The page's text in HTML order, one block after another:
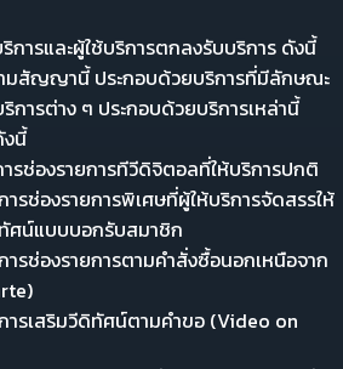
การและผู้ใช้บริการตกลงรับบริการ ดังนี้
มสัญญานี้ ประกอบด้วยบริการที่มีลักษณะ
ริการต่าง ๆ ประกอบด้วยบริการเหล่านี้
นี้
ายการทีวีดิจิตอลที่ให้บริการปกติ
ายการพิเศษที่ผู้ให้บริการจัดสรรให้
ทัศน์แบบบอกรับสมาชิก
ายการตามคำสั่งซื้อนอกเหนือจาก
วีดิทัศน์ตามคำขอ (Video on